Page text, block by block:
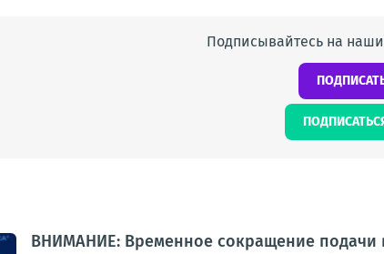
Подписывайтесь на
ПОДПИСАТЬСЯ
ВНИМАНИЕ: Временное сокращение подачи